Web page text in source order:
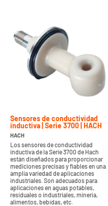
Sensores de conductividad
inductiva | Serie 3700 | HACH
HACH
Los sensores de conductividad
inductiva de la Serie 3700 de Hach
están diseñados para proporcionar
mediciones precisas y fiables en una
amplia variedad de aplicaciones
industriales. Son adecuados para
aplicaciones en aguas potables,
residuales o industriales, minería,
alimentos, bebidas, etc.